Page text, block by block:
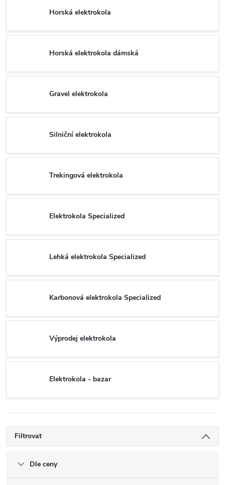
Horská elektrokola
Horská elektrokola dámská
Gravel elektrokola
Silniční elektrokola
Trekingová elektrokola
Elektrokola Specialized
Lehká elektrokola Specialized
Karbonová elektrokola Specialized
Výprodej elektrokola
Elektrokola - bazar
Filtrovat
Dle ceny